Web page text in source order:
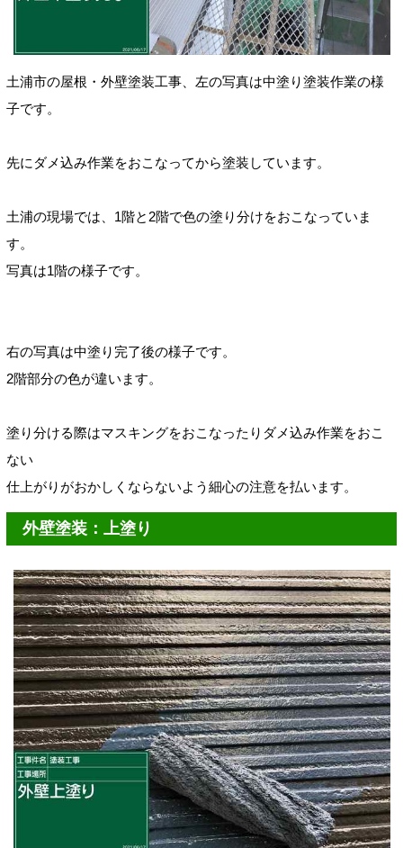
土浦市の屋根・外壁塗装工事、左の写真は中塗り塗装作業の様
子です。
先にダメ込み作業をおこなってから塗装しています。
土浦の現場では、1階と2階で色の塗り分けをおこなっていま
す。
写真は1階の様子です。
右の写真は中塗り完了後の様子です。
2階部分の色が違います。
塗り分ける際はマスキングをおこなったりダメ込み作業をおこ
ない
仕上がりがおかしくならないよう細心の注意を払います。
外壁塗装：上塗り